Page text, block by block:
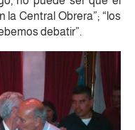
la Central Obrera”; “los
debatir”.